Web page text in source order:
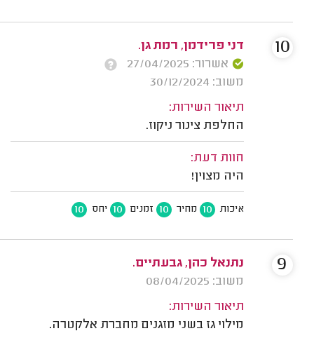
דני פרידמן, רמת גן.
אשרור: 27/04/2025
משוב: 30/12/2024
תיאור השירות:
החלפת צינור ניקוז.
חוות דעת:
היה מצוין!
איכות 10 מחיר 10 זמנים 10 יחס 10
10
נתנאל כהן, גבעתיים.
משוב: 08/04/2025
תיאור השירות:
מילוי גז בשני מזגנים מחברת אלקטרה.
9